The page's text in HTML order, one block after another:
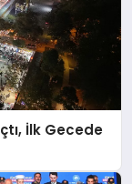
İlk Gecede